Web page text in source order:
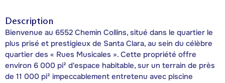
Description
Bienvenue au 6552 Chemin Collins, situé dans le quartier le
plus prisé et prestigieux de Santa Clara, au sein du célèbre
quartier des « Rues Musicales ». Cette propriété offre
environ 6 000 pi² d'espace habitable, sur un terrain de près
de 11 000 pi² impeccablement entretenu avec piscine